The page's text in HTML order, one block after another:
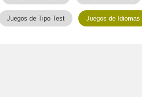
Juegos de Tipo Test Juegos de Idiomas